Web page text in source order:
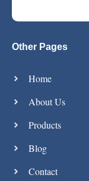
Other Pages
Home
About Us
Products
Blog
Contact